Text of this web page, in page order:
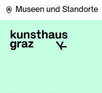
Museen und Standorte